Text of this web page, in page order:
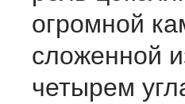
огромной
сложенной
четырем